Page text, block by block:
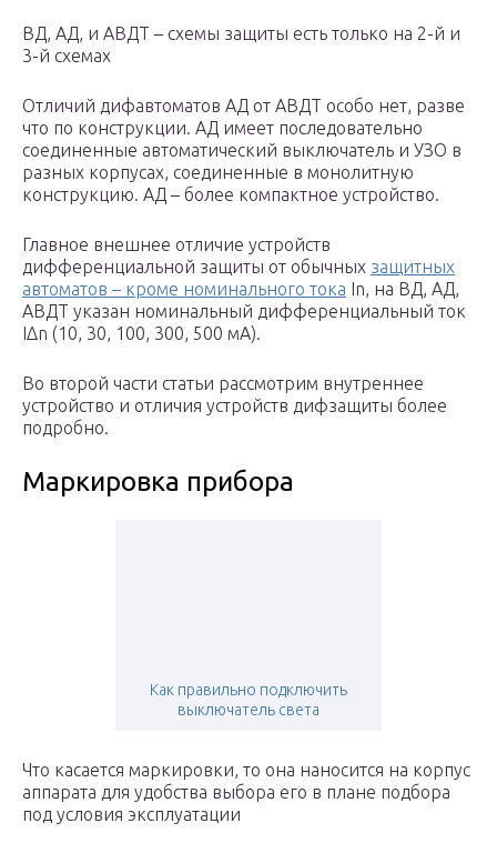
ВД, АД, и АВДТ – схемы защиты есть только на 2-й и
3-й схемах
Отличий дифавтоматов АД от АВДТ особо нет, разве
что по конструкции. АД имеет последовательно
соединенные автоматический выключатель и УЗО в
разных корпусах, соединенные в монолитную
конструкцию. АД – более компактное устройство.
Главное внешнее отличие устройств
дифференциальной защиты от обычных защитных
автоматов – кроме номинального тока In, на ВД, АД,
АВДТ указан номинальный дифференциальный ток
IΔn (10, 30, 100, 300, 500 мА).
Во второй части статьи рассмотрим внутреннее
устройство и отличия устройств дифзащиты более
подробно.
Маркировка прибора
Как правильно подключить
выключатель света
Что касается маркировки, то она наносится на корпус
аппарата для удобства выбора его в плане подбора
под условия эксплуатации